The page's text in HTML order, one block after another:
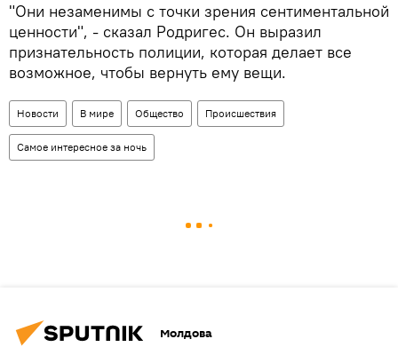
"Они незаменимы с точки зрения сентиментальной
ценности", - сказал Родригес. Он выразил
признательность полиции, которая делает все
возможное, чтобы вернуть ему вещи.
Новости В мире Общество Происшествия
Самое интересное за ночь
Молдова